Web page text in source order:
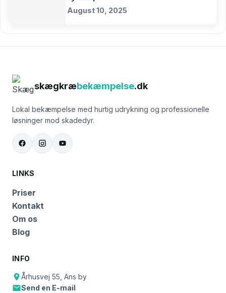
August 10, 2025
skægkræbekæmpelse.dk
Lokal bekæmpelse med hurtig udrykning og professionelle
løsninger mod skadedyr.
LINKS
Priser
Kontakt
Om os
Blog
INFO
Århusvej 55, Ans by
Send en E-mail